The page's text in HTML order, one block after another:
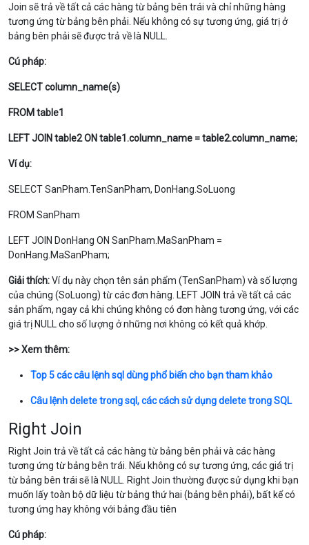
Join sẽ trả về tất cả các hàng từ bảng bên trái và chỉ những hàng
tương ứng từ bảng bên phải. Nếu không có sự tương ứng, giá trị ở
bảng bên phải sẽ được trả về là NULL
Cú pháp:
SELECT column_name(s)
FROM table1
LEFT JOIN table2 ON table1.column_name = table2.column_name;
Ví dụ:
SELECT SanPham.TenSanPham, DonHang.SoLuong
FROM SanPham
LEFT JOIN DonHang ON SanPham.MaSanPham =
DonHang.MaSanPham;
Giải thích:Ví dụ này chọn tên sản phẩm (TenSanPham) và số lượng
của chúng (SoLuong) từ các đơn hàng. LEFT JOIN trả về tất cả các
sản phẩm, ngay cả khi chúng không có đơn hàng tương ứng, với các
giá trị NULL cho số lượng ở những nơi không có kết quả khớp.
>> Xem thêm:
Top 5 các câu lệnh sql dùng phổ biến cho bạn tham khảo
Câu lệnh delete trong sql, các cách sử dụng delete trong SQL
Right Join
Right Join trả về tất cả các hàng từ bảng bên phải và các hàng
tương ứng từ bảng bên trái. Nếu không có sự tương ứng, các giá trị
từ bảng bên trái sẽ là NULL . Right Join thường được sử dụng khi bạn
muốn lấy toàn bộ dữ liệu từ bảng thứ hai (bảng bên phải), bất kể có
tương ứng hay không với bảng đầu tiên
Cú pháp: